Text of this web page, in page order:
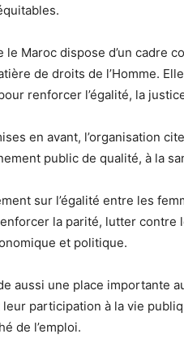
le Maroc dispose d’un cadre
de droits de l’Homme.
renforcer l’égalité, la
en avant, l’organisation
public de qualité, à la
sur l’égalité entre les
la parité, lutter contre
et politique.
aussi une place importante
participation à la vie
de l’emploi.